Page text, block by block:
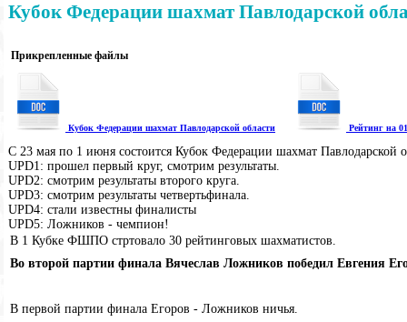
Кубок Федерации шахмат Павлодарской
Прикрепленные файлы
Кубок Федерации шахмат Павлодарской области Рейтинг на
С 23 мая по 1 июня состоится Кубок Федерации шахмат Павлодарской
UPD1: прошел первый круг, смотрим результаты.
UPD2: смотрим результаты второго круга.
UPD3: смотрим результаты четвертьфинала.
UPD4: стали известны финалисты
UPD5: Ложников - чемпион!
В 1 Кубке ФШПО стртовало 30 рейтинговых шахматистов.
Во второй партии финала Вячеслав Ложников победил Евгения
В первой партии финала Егоров - Ложников ничья.